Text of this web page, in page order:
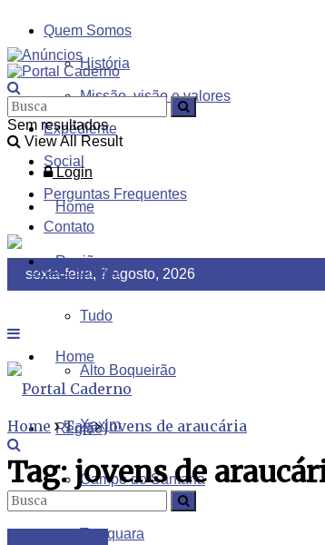
Quem Somos
História
Missão, visão e valores
Expediente
Social
Perguntas Frequentes
Contato
sexta-feira, 7 agosto, 2026
Sem resultados
View All Result
Login
Home
Região
Tudo
Alto Boqueirão
Xaxim
Campo do Santana
Tatuquara
Home
Região
Home Tag jovens de araucária
Tag:jovens de